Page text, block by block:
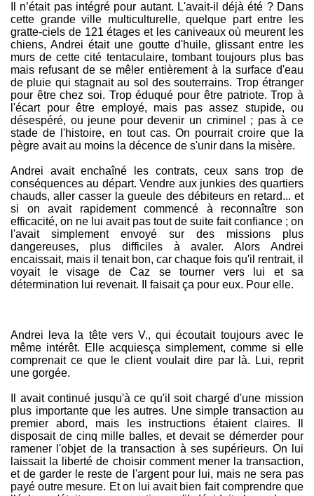
Il n’était pas intégré pour autant. L'avait-il déjà été ? Dans
cette grande ville multiculturelle, quelque part entre les
gratte-ciels de 121 étages et les caniveaux où meurent les
chiens, Andrei était une goutte d'huile, glissant entre les
murs de cette cité tentaculaire, tombant toujours plus bas
mais refusant de se mêler entièrement à la surface d'eau
de pluie qui stagnait au sol des souterrains. Trop étranger
pour être chez soi. Trop éduqué pour être patriote. Trop à
l'écart pour être employé, mais pas assez stupide, ou
désespéré, ou jeune pour devenir un criminel ; pas à ce
stade de l'histoire, en tout cas. On pourrait croire que la
pègre avait au moins la décence de s'unir dans la misère.
Andrei avait enchaîné les contrats, ceux sans trop de
conséquences au départ. Vendre aux junkies des quartiers
chauds, aller casser la gueule des débiteurs en retard... et
si on avait rapidement commencé à reconnaître son
efficacité, on ne lui avait pas tout de suite fait confiance ; on
l'avait simplement envoyé sur des missions plus
dangereuses, plus difficiles à avaler. Alors Andrei
encaissait, mais il tenait bon, car chaque fois qu'il rentrait, il
voyait le visage de Caz se tourner vers lui et sa
détermination lui revenait. Il faisait ça pour eux. Pour elle.
Andrei leva la tête vers V., qui écoutait toujours avec le
même intérêt. Elle acquiesça simplement, comme si elle
comprenait ce que le client voulait dire par là. Lui, reprit
une gorgée.
Il avait continué jusqu'à ce qu'il soit chargé d'une mission
plus importante que les autres. Une simple transaction au
premier abord, mais les instructions étaient claires. Il
disposait de cinq mille balles, et devait se démerder pour
ramener l'objet de la transaction à ses supérieurs. On lui
laissait la liberté de choisir comment mener la transaction,
et de garder le reste de l'argent pour lui, mais ne sera pas
payé outre mesure. Et on lui avait bien fait comprendre que